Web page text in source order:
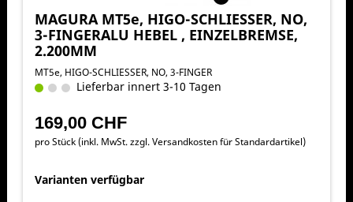
MAGURA MT5e, HIGO-SCHLIESSER, NO,
3-FINGERALU HEBEL , EINZELBREMSE,
2.200MM
MT5e, HIGO-SCHLIESSER, NO, 3-FINGER
Lieferbar innert 3-10 Tagen
169,00 CHF
pro Stück (inkl. MwSt. zzgl.Versandkosten für Standardartikel)
Varianten verfügbar